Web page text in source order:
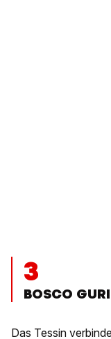
3
BOSCO
Das Tessin